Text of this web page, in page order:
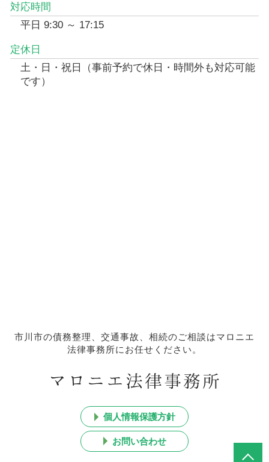
対応時間
平日 9:30 ～ 17:15
定休日
土・日・祝日（事前予約で休日・時間外も対応可能
です）
市川市の債務整理、交通事故、相続のご相談はマロニエ
法律事務所にお任せください。
個人情報保護方針
お問い合わせ